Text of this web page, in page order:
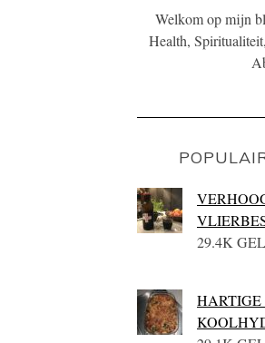
Welkom op mijn
Health,
29.4K